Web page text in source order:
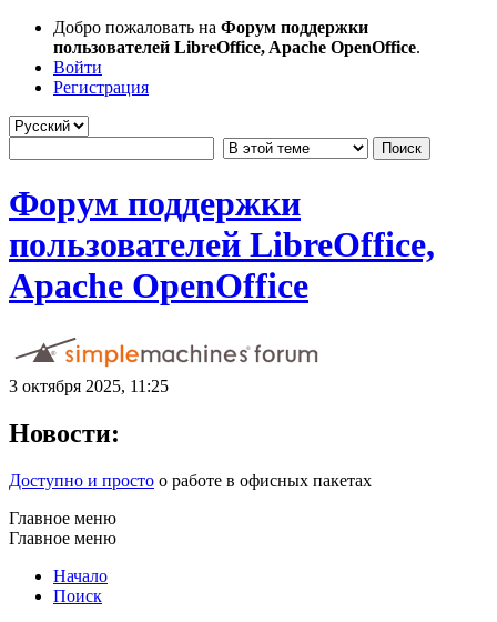
Добро пожаловать на Форум поддержки
пользователей LibreOffice, Apache OpenOffice.
Войти
Регистрация
Форум поддержки
пользователей LibreOffice,
Apache OpenOffice
3 октября 2025, 11:25
Новости:
Доступно и просто о работе в офисных пакетах
Главное меню
Главное меню
Начало
Поиск